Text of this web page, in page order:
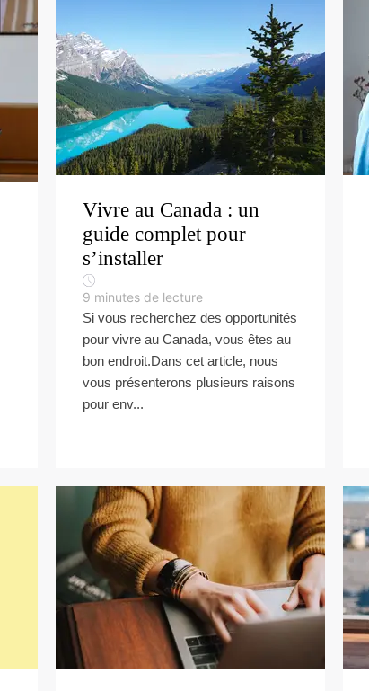
Vivre au Canada : un
guide complet pour
s’installer
9 minutes de lecture
Si vous recherchez des opportunités
pour vivre au Canada, vous êtes au
bon endroit.Dans cet article, nous
vous présenterons plusieurs raisons
pour env...